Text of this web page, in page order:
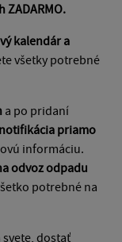
ZADARMO.
kalendár a
všetky potrebné
a po pridaní
notifikácia priamo
informáciu.
odvoz odpadu
potrebné na
dostať